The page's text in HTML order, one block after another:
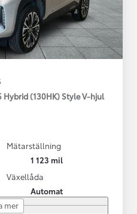
Hybrid (130HK) Style V-hjul
Mätarställning
1 123 mil
Växellåda
Automat
mer